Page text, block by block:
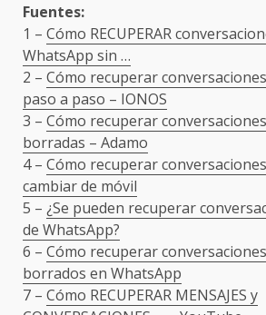
Fuentes:
1 – Cómo RECUPERAR
WhatsApp sin …
2 – Cómo recuperar
paso a paso – IONOS
3 – Cómo recuperar
borradas – Adamo
4 – Cómo recuperar
cambiar de móvil
5 – ¿Se pueden recuperar
de WhatsApp?
6 – Cómo recuperar
borrados en WhatsApp
7 – Cómo RECUPERAR MENSAJES y